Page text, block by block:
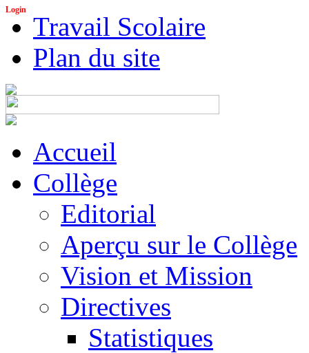
Login
Travail Scolaire
Plan du site
Accueil
Collège
Editorial
Aperçu sur le Collège
Vision et Mission
Directives
Statistiques